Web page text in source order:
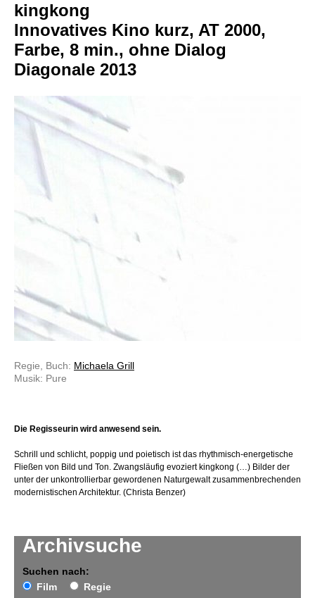
Archivsuche
Suchen nach:
Film
Regie
kingkong
Innovatives Kino kurz, AT 2000,
Farbe, 8 min., ohne Dialog
Diagonale 2013
Regie, Buch: Michaela Grill
Musik: Pure
Die Regisseurin wird anwesend sein.
Schrill und schlicht, poppig und poietisch ist das rhythmisch-energetische
Fließen von Bild und Ton. Zwangsläufig evoziert kingkong (…) Bilder der
unter der unkontrollierbar gewordenen Naturgewalt zusammenbrechenden
modernistischen Architektur. (Christa Benzer)